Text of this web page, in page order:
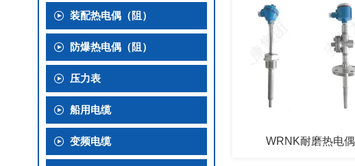
装配热电偶（阻）
防爆热电偶（阻）
压力表
船用电缆
变频电缆 WRNK耐磨热电偶